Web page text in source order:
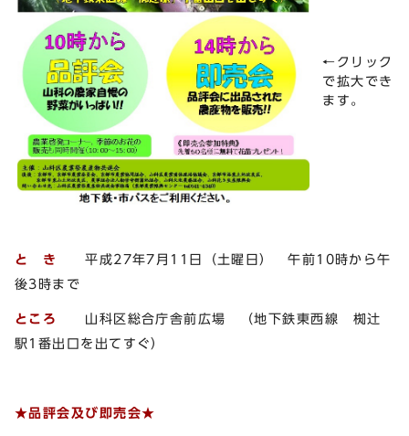
←クリック
で拡大でき
ます。
と き
平成27年7月11日（土曜日） 午前10時から午
後3時まで
ところ
山科区総合庁舎前広場 （地下鉄東西線 椥辻
駅1番出口を出てすぐ）
★品評会及び即売会★